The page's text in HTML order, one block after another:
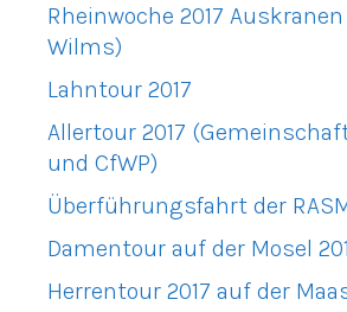
Rheinwoche 2017
Wilms)
Lahntour 2017
Allertour 2017
und CfWP)
Überführungsfahrt der
Damentour auf der Mosel
Herrentour 2017 auf der